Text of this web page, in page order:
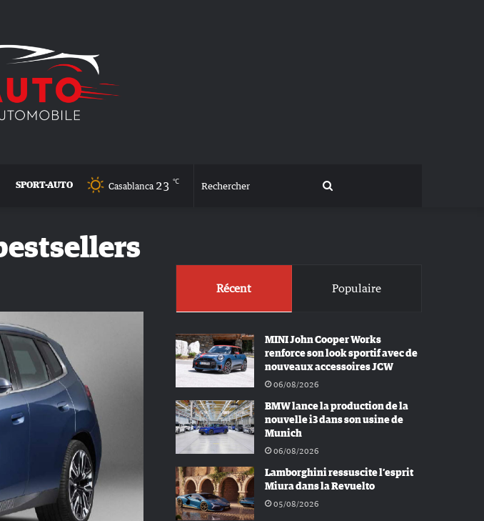
SPORT-AUTO Rechercher
Casablanca 23 ℃
Récent Populaire
MINI John Cooper Works
renforce son look sportif avec de
nouveaux accessoires JCW
06/08/2026
BMW lance la production de la
nouvelle i3 dans son usine de
Munich
06/08/2026
Lamborghini ressuscite l’esprit
Miura dans la Revuelto
05/08/2026